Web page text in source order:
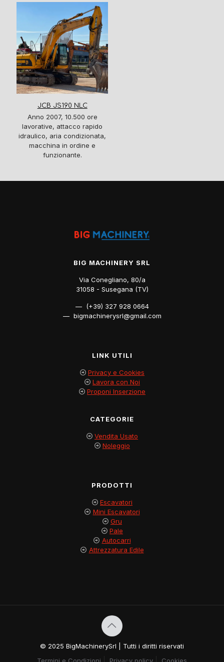
JCB JS190 NLC
Anno 2007, 10.500 ore
lavorative, attacco rapido
idraulico, aria condizionata,
macchina in ordine e
funzionante.
BIG MACHINERY SRL
Via Conegliano, 80/a
31058 - Susegana (TV)
— (+39) 327 928 0664
— bigmachinerysrl@gmail.com
LINK UTILI
Privacy e Cookies
Lavora con Noi
Proponi Inserzione
CATEGORIE
Vendita Usato
Noleggio
PRODOTTI
Escavatori
Mini Escavatori
Gru
Pale
Autocarri
Attrezzatura Edile
© 2025 BigMachinerySrl | Tutti i diritti riservati